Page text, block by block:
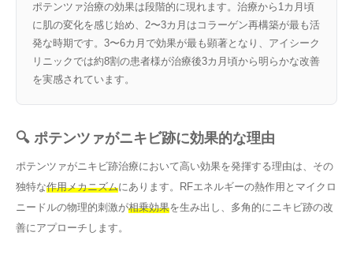
ポテンツァ治療の効果は段階的に現れます。治療から1カ月頃
に肌の変化を感じ始め、2〜3カ月はコラーゲン再構築が最も活
発な時期です。3〜6カ月で効果が最も顕著となり、アイシーク
リニックでは約8割の患者様が治療後3カ月頃から明らかな改善
を実感されています。
🔍 ポテンツァがニキビ跡に効果的な理由
ポテンツァがニキビ跡治療において高い効果を発揮する理由は、その
独特な作用メカニズムにあります。RFエネルギーの熱作用とマイクロ
ニードルの物理的刺激が相乗効果を生み出し、多角的にニキビ跡の改
善にアプローチします。